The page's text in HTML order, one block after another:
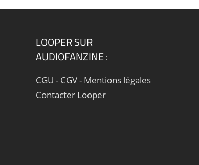
LOOPER SUR
AUDIOFANZINE :
CGU - CGV- Mentions légales
Contacter Looper